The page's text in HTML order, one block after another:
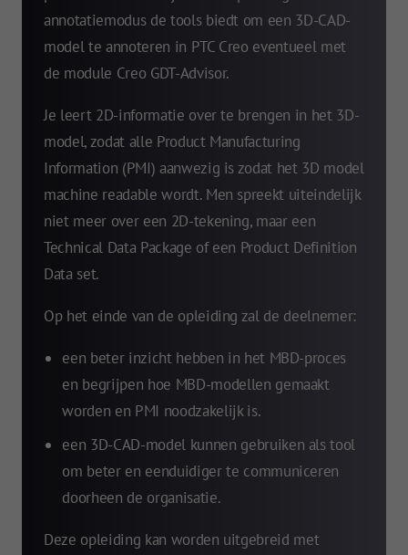
annotatiemodus de tools biedt om een 3D-CAD-
model te annoteren in PTC Creo eventueel met
de module Creo GDT-Advisor.
Je leert 2D-informatie over te brengen in het 3D-
model, zodat alle Product Manufacturing
Information (PMI) aanwezig is zodat het 3D model
machine readable wordt. Men spreekt uiteindelijk
niet meer over een 2D-tekening, maar een
Technical Data Package of een Product Definition
Data set.
Op het einde van de opleiding zal de deelnemer:
een beter inzicht hebben in het MBD-proces
en begrijpen hoe MBD-modellen gemaakt
worden en PMI noodzakelijk is.
een 3D-CAD-model kunnen gebruiken als tool
om beter en eenduidiger te communiceren
doorheen de organisatie.
Deze opleiding kan worden uitgebreid met